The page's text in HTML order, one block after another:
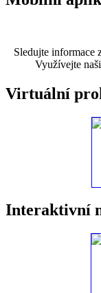
Sledujte informace
Využívejte
Virtuální
Interaktivní